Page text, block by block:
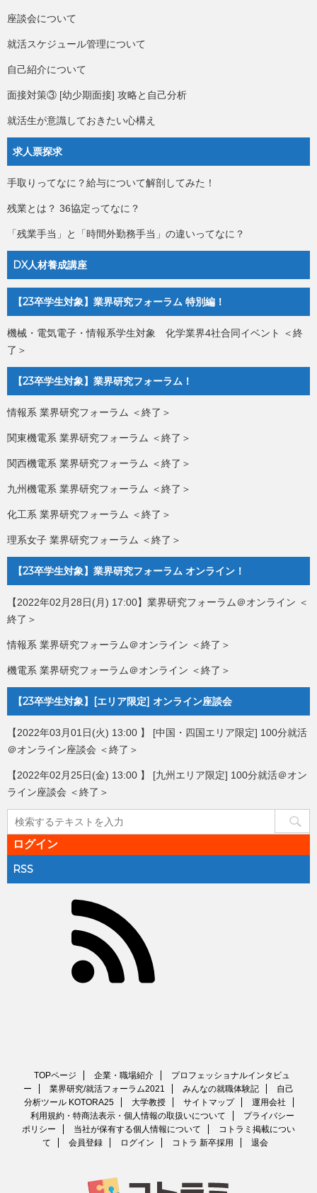
座談会について
就活スケジュール管理について
自己紹介について
面接対策③ [幼少期面接] 攻略と自己分析
就活生が意識しておきたい心構え
求人票探求
手取りってなに？給与について解剖してみた！
残業とは？ 36協定ってなに？
「残業手当」と「時間外勤務手当」の違いってなに？
DX人材養成講座
【23卒学生対象】業界研究フォーラム 特別編！
機械・電気電子・情報系学生対象 化学業界4社合同イベント ＜終
了＞
【23卒学生対象】業界研究フォーラム！
情報系 業界研究フォーラム ＜終了＞
関東機電系 業界研究フォーラム ＜終了＞
関西機電系 業界研究フォーラム ＜終了＞
九州機電系 業界研究フォーラム ＜終了＞
化工系 業界研究フォーラム ＜終了＞
理系女子 業界研究フォーラム ＜終了＞
【23卒学生対象】業界研究フォーラム オンライン！
【2022年02月28日(月) 17:00】業界研究フォーラム＠オンライン ＜
終了＞
情報系 業界研究フォーラム＠オンライン ＜終了＞
機電系 業界研究フォーラム＠オンライン ＜終了＞
【23卒学生対象】[エリア限定] オンライン座談会
【2022年03月01日(火) 13:00 】 [中国・四国エリア限定] 100分就活
＠オンライン座談会 ＜終了＞
【2022年02月25日(金) 13:00 】 [九州エリア限定] 100分就活＠オン
ライン座談会 ＜終了＞
ログイン
RSS
TOPページ 企業・職場紹介
プロフェッショナルインタビュ
ー
業界研究/就活フォーラム2021 みんなの就職体験記
自己
分析ツール KOTORA25
大学教授 サイトマップ
運用会社
利用規約・特商法表示・個人情報の取扱いについて
プライバシー
ポリシー
当社が保有する個人情報について
コトラミ掲載につい
て
会員登録 ログイン コトラ 新卒採用 退会